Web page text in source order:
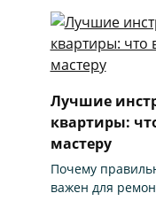
Лучшие
квартиры:
мастеру
Почему
важен для